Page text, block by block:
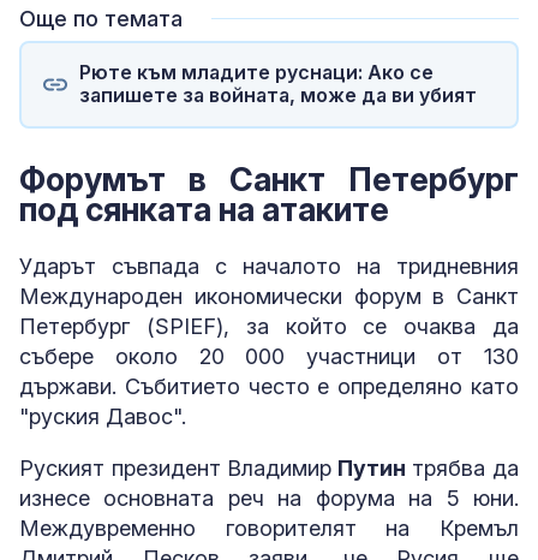
Още по темата
Рюте към младите руснаци: Ако се
запишете за войната, може да ви убият
Форумът в Санкт Петербург
под сянката на атаките
Ударът съвпада с началото на тридневния
Международен икономически форум в Санкт
Петербург (SPIEF), за който се очаква да
събере около 20 000 участници от 130
държави. Събитието често е определяно като
"руския Давос".
Руският президент Владимир Путин трябва да
изнесе основната реч на форума на 5 юни.
Междувременно говорителят на Кремъл